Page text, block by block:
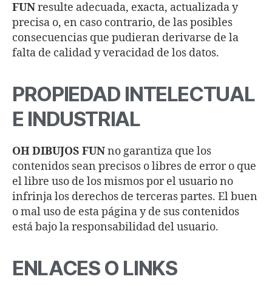
FUNresulte adecuada, exacta, actualizada y
precisa o, en caso contrario, de las posibles
consecuencias que pudieran derivarse de la
falta de calidad y veracidad de los datos.
PROPIEDAD INTELECTUAL
E INDUSTRIAL
OH DIBUJOS FUNno garantiza que los
contenidos sean precisos o libres de error o que
el libre uso de los mismos por el usuario no
infrinja los derechos de terceras partes. El buen
o mal uso de esta página y de sus contenidos
está bajo la responsabilidad del usuario.
ENLACES O LINKS